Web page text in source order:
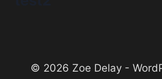
© 2026 Zoe Delay -